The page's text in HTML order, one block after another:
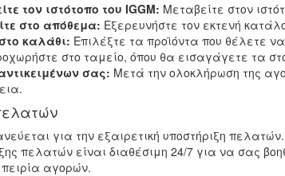
τον ιστότοπο του IGGM: Μεταβείτε στον
στο απόθεμα: Εξερευνήστε τον εκτενή
καλάθι: Επιλέξτε τα προϊόντα που θέλετε
στο ταμείο, όπου θα εισαγάγετε τα
σας: Μετά την ολοκλήρωση της
για την εξαιρετική υποστήριξη
πελατών είναι διαθέσιμη 24/7 για να σας
αγορών.